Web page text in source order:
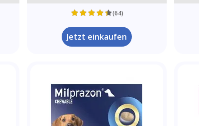
(64)
Jetzt einkaufen